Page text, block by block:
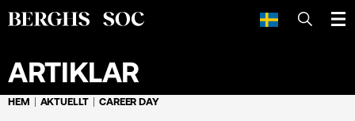
SÖK
ARTIKLAR
HEM AKTUELLT CAREER DAY